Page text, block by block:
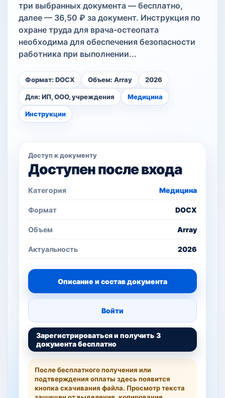
три выбранных документа — бесплатно,
далее — 36,50 ₽ за документ. Инструкция по
охране труда для врача-остеопата
необходима для обеспечения безопасности
работника при выполнении...
Формат: DOCX Объем: Array 2026
Для: ИП, ООО, учреждения Медицина
Инструкции
Доступ к документу
Доступен после входа
Категория Медицина
Формат DOCX
Объем Array
Актуальность 2026
Описание и состав документа
Войти
Зарегистрироваться и получить 3
документа бесплатно
После бесплатного получения или
подтверждения оплаты здесь появится
кнопка скачивания файла. Просмотр текста